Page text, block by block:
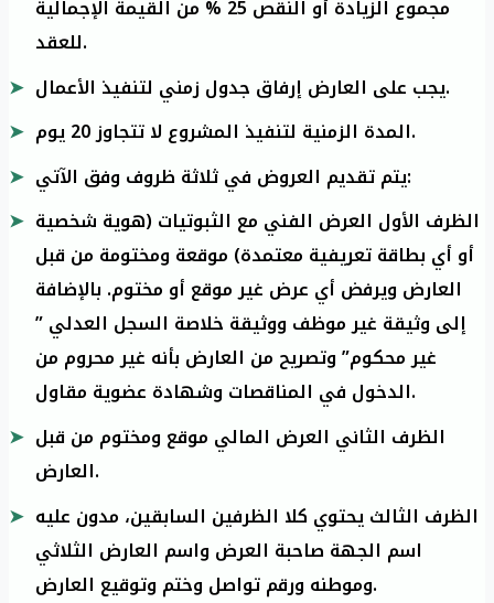
مجموع الزيادة أو النقص 25 % من القيمة الإجمالية
للعقد.
يجب على العارض إرفاق جدول زمني لتنفيذ الأعمال.
المدة الزمنية لتنفيذ المشروع لا تتجاوز 20 يوم.
يتم تقديم العروض في ثلاثة ظروف وفق الآتي:
الظرف الأول العرض الفني مع الثبوتيات (هوية شخصية
أو أي بطاقة تعريفية معتمدة) موقعة ومختومة من قبل
العارض ويرفض أي عرض غير موقع أو مختوم. بالإضافة
إلى وثيقة غير موظف ووثيقة خلاصة السجل العدلي ”
غير محكوم” وتصريح من العارض بأنه غير محروم من
الدخول في المناقصات وشهادة عضوية مقاول.
الظرف الثاني العرض المالي موقع ومختوم من قبل
العارض.
الظرف الثالث يحتوي كلا الظرفين السابقين، مدون عليه
اسم الجهة صاحبة العرض واسم العارض الثلاثي
وموطنه ورقم تواصل وختم وتوقيع العارض.